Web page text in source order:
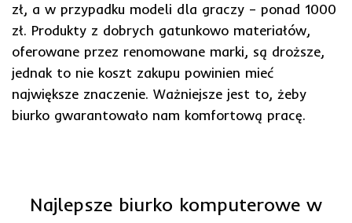
zł, a w przypadku modeli dla graczy – ponad 1000
zł. Produkty z dobrych gatunkowo materiałów,
oferowane przez renomowane marki, są droższe,
jednak to nie koszt zakupu powinien mieć
największe znaczenie. Ważniejsze jest to, żeby
biurko gwarantowało nam komfortową pracę.
Najlepsze biurko komputerowe w